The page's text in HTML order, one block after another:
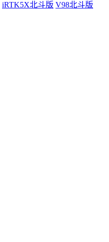
iRTK5X北斗版 V98北斗版